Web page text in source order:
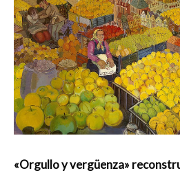
«Orgullo y vergüenza»